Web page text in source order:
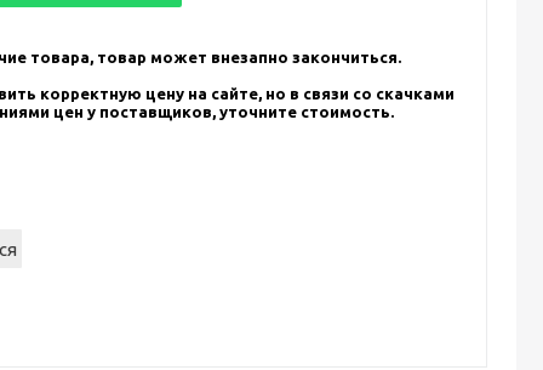
товара, товар может внезапно закончиться.
корректную цену на сайте, но в связи со скачками
цен у поставщиков, уточните стоимость.